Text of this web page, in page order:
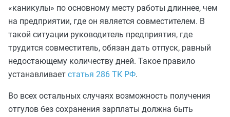
«каникулы» по основному месту работы длиннее, чем
на предприятии, где он является совместителем. В
такой ситуации руководитель предприятия, где
трудится совместитель, обязан дать отпуск, равный
недостающему количеству дней. Такое правило
устанавливает статья 286 ТК РФ.
Во всех остальных случаях возможность получения
отгулов без сохранения зарплаты должна быть